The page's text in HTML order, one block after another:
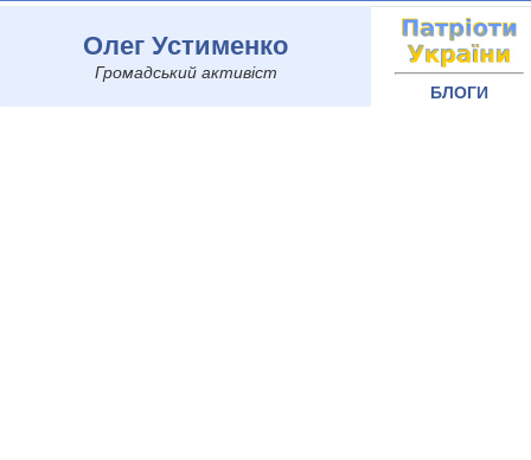
Олег Устименко
Громадський активіст
БЛОГИ